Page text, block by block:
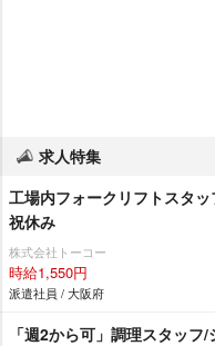
求人特集
工場内フォークリフトスタ
祝休み
株式会社トーコー
時給1,550円
派遣社員 / 大阪府
「週2から可」調理スタッ